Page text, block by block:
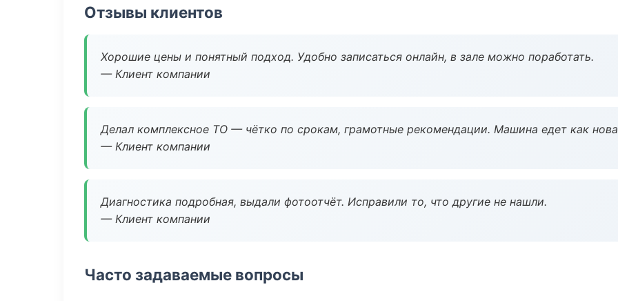
Отзывы клиентов
Хорошие цены и понятный подход. Удобно записаться онлайн, в зале можно поработать.
— Клиент компании
Делал комплексное ТО — чётко по срокам, грамотные рекомендации. Машина едет как
— Клиент компании
Диагностика подробная, выдали фотоотчёт. Исправили то, что другие не нашли.
— Клиент компании
Часто задаваемые вопросы